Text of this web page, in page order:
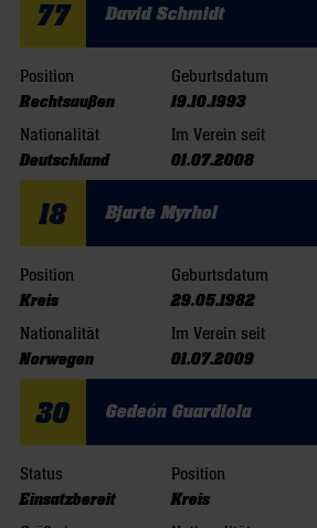
77 David Schmidt
Position
Rechtsaußen
Geburtsdatum
19.10.1993
Nationalität
Deutschland
Im Verein seit
01.07.2008
18 Bjarte Myrhol
Position
Kreis
Geburtsdatum
29.05.1982
Nationalität
Norwegen
Im Verein seit
01.07.2009
30 Gedeón Guardiola
Status
Einsatzbereit
Position
Kreis